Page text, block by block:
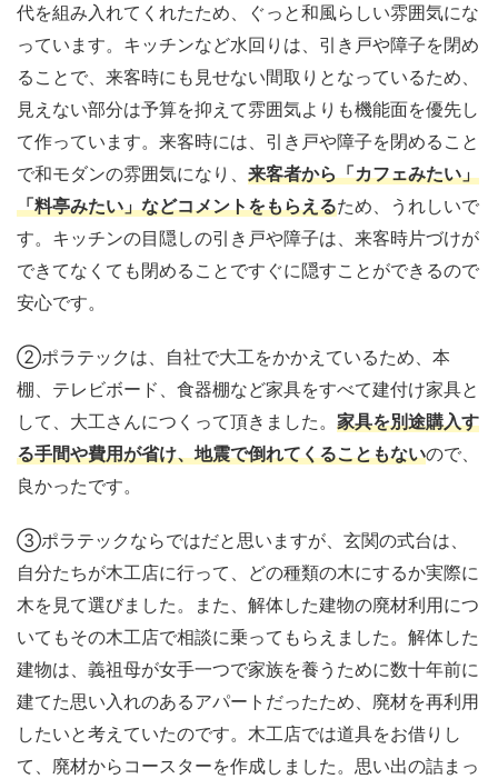
代を組み入れてくれたため、ぐっと和風らしい雰囲気にな
っています。キッチンなど水回りは、引き戸や障子を閉め
ることで、来客時にも見せない間取りとなっているため、
見えない部分は予算を抑えて雰囲気よりも機能面を優先し
て作っています。来客時には、引き戸や障子を閉めること
で和モダンの雰囲気になり、 来客者から「カフェみたい」
「料亭みたい」などコメントをもらえるため、うれしいで
す。キッチンの目隠しの引き戸や障子は、来客時片づけが
できてなくても閉めることですぐに隠すことができるので
安心です。
②ポラテックは、自社で大工をかかえているため、本
棚、テレビボード、食器棚など家具をすべて建付け家具と
して、大工さんにつくって頂きました。 家具を別途購入す
る手間や費用が省け、地震で倒れてくることもないので、
良かったです。
③ポラテックならではだと思いますが、玄関の式台は、
自分たちが木工店に行って、どの種類の木にするか実際に
木を見て選びました。また、解体した建物の廃材利用につ
いてもその木工店で相談に乗ってもらえました。解体した
建物は、義祖母が女手一つで家族を養うために数十年前に
建てた思い入れのあるアパートだったため、廃材を再利用
したいと考えていたのです。木工店では道具をお借りし
て、廃材からコースターを作成しました。思い出の詰まっ